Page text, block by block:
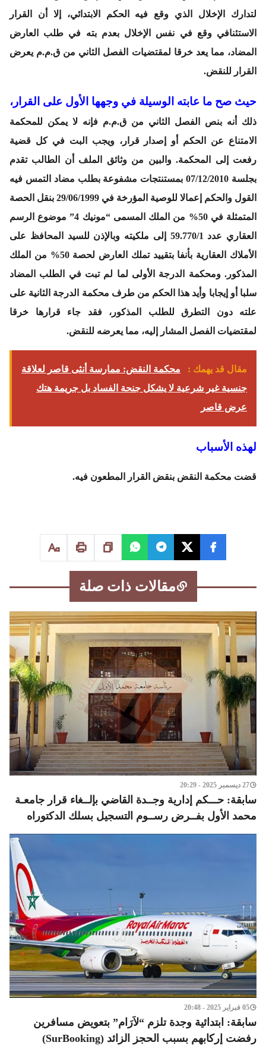
لتدارك الإخلال الذي وقع فيه الحكم الابتدائي، إلا أن القرار
الاستئنافي وقع في نفس الإخلال بعدم بته في طلب العارض
المضاد، مما يعد خرقا لمقتضيات الفصل الثاني من ق.م.م يعرض
القرار للنقض.
حيث صح ما عابته الوسيلة في وجهها الأول على القرار،
ذلك أنه بنص الفصل الثاني من ق.م.م فإنه لا يمكن للمحكمة
الامتناع عن الحكم أو إصدار قرار، ويجب البت في كل قضية
رفعت إلى المحكمة. والبين من وثائق الملف أن الطالب تقدم
بجلسة 07/12/2010 بمستنتجات مشفوعة بطلب مضاد التمس فيه
القول والحكم إعمالا للوصية المؤرخة في 29/06/1999 بنقل الحصة
المتمثلة في 50% من الملك المسمى “مونيك 4” موضوع الرسم
العقاري عدد 59.770/1 إلى ملكيته وبالإذن للسيد المحافظ على
الأملاك العقارية بأنفا بتقييد تملك العارض لحصة 50% من الملك
المذكور. ومحكمة الدرجة الأولى لما لم تبت في الطلب المضاد
سلبا أو إيجابا وأيد هذا الحكم من طرف محكمة الدرجة الثانية على
علته دون التطرق للطلب المذكور، فقد جاء قرارها خرقا
لمقتضيات الفصل المشار إليه، مما يعرضه للنقض.
مقال قد يهمك :
محكمة النقض: ممارسة أنثى قاصر لعلاقة
جنسية غير شرعية لا يشكل جنحة الفساد بل جريمة هتك
عرض قاصر
لهذه الأسباب
قضت محكمة النقض بنقض القرار المطعون فيه.
مقالات ذات صلة
27 ديسمبر 2025 - 20:29
سابقة: حـــكم إدارية وجــدة القاضي بإلــغاء قرار جامعـة
محمد الأول بفــرض رســوم التسجيل بسلك الدكتوراه
05 فبراير 2025 - 20:48
سابقة: ابتدائية وجدة تلزم “لاَرَام” بتعويض مسافرين
رفضت إركابهم بسبب الحجز الزائد (SurBooking)